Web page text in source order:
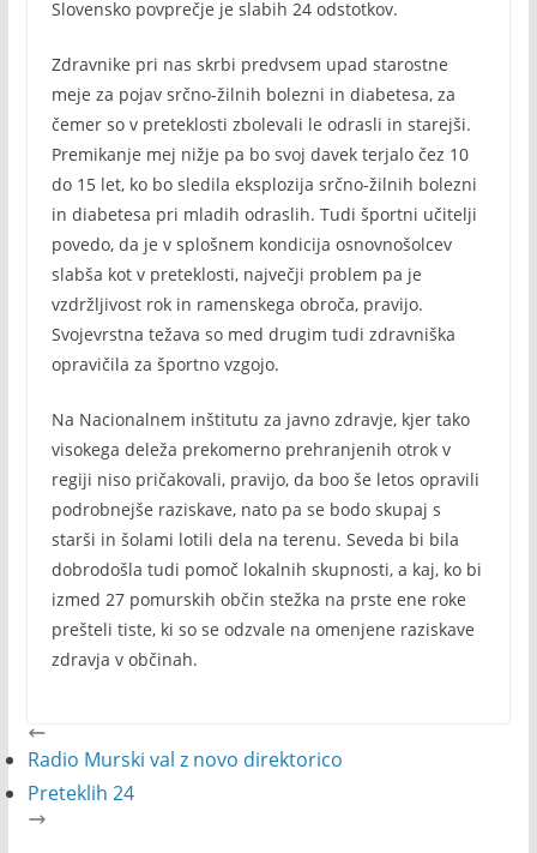
Slovensko povprečje je slabih 24 odstotkov.
Zdravnike pri nas skrbi predvsem upad starostne
meje za pojav srčno-žilnih bolezni in diabetesa, za
čemer so v preteklosti zbolevali le odrasli in starejši.
Premikanje mej nižje pa bo svoj davek terjalo čez 10
do 15 let, ko bo sledila eksplozija srčno-žilnih bolezni
in diabetesa pri mladih odraslih. Tudi športni učitelji
povedo, da je v splošnem kondicija osnovnošolcev
slabša kot v preteklosti, največji problem pa je
vzdržljivost rok in ramenskega obroča, pravijo.
Svojevrstna težava so med drugim tudi zdravniška
opravičila za športno vzgojo.
Na Nacionalnem inštitutu za javno zdravje, kjer tako
visokega deleža prekomerno prehranjenih otrok v
regiji niso pričakovali, pravijo, da boo še letos opravili
podrobnejše raziskave, nato pa se bodo skupaj s
starši in šolami lotili dela na terenu. Seveda bi bila
dobrodošla tudi pomoč lokalnih skupnosti, a kaj, ko bi
izmed 27 pomurskih občin stežka na prste ene roke
prešteli tiste, ki so se odzvale na omenjene raziskave
zdravja v občinah.
Radio Murski val z novo direktorico
Preteklih 24